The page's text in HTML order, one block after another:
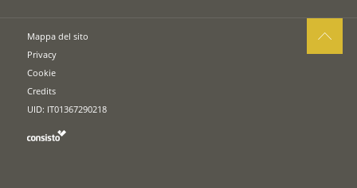
Mappa del sito
Privacy
Cookie
Credits
UID: IT01367290218